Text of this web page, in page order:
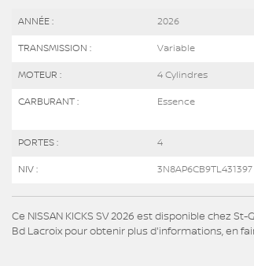
ANNÉE : 2026
TRANSMISSION : Variable
MOTEUR : 4 Cylindres
CARBURANT : Essence
PORTES : 4
NIV : 3N8AP6CB9TL431397
Ce NISSAN KICKS SV 2026 est disponible chez
Bd Lacroix pour obtenir plus d'informations, en